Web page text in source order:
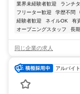
業界未経験者歓迎 ランチ
フリーター歓迎
学歴不問
経験者歓迎
ネイルOK 有
オープニングスタッフ
長
同じ企業の求人
アルバイ